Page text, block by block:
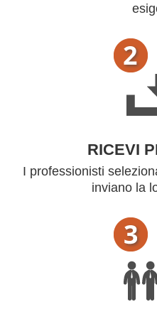
RICEVI
I professionisti
inviano la